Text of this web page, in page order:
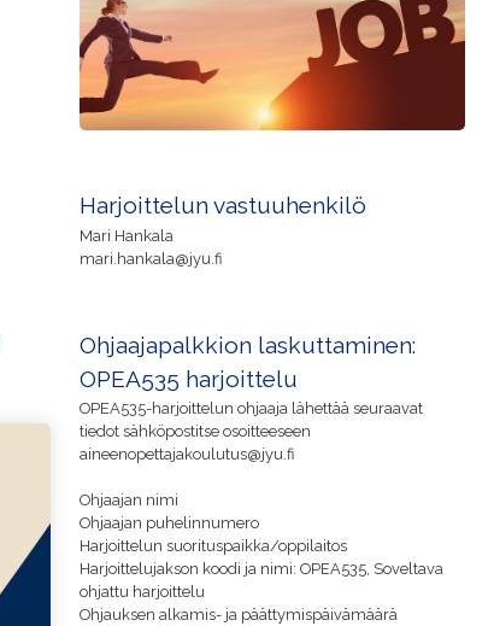
Harjoittelun vastuuhenkilö
Mari Hankala
mari.hankala@jyu.fi
Ohjaajapalkkion laskuttaminen:
OPEA535 harjoittelu
OPEA535-harjoittelun ohjaaja lähettää seuraavat
tiedot sähköpostitse osoitteeseen
aineenopettajakoulutus@jyu.fi
Ohjaajan nimi
Ohjaajan puhelinnumero
Harjoittelun suorituspaikka/oppilaitos
Harjoittelujakson koodi ja nimi: OPEA535, Soveltava
ohjattu harjoittelu
Ohjauksen alkamis- ja päättymispäivämäärä